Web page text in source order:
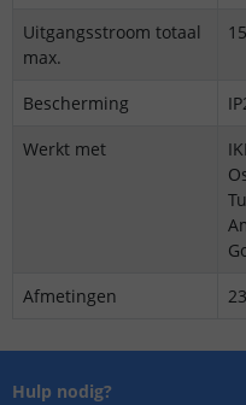
Uitgangsstroom totaal
max.
Bescherming
Werkt met
Afmetingen
Hulp nodig?